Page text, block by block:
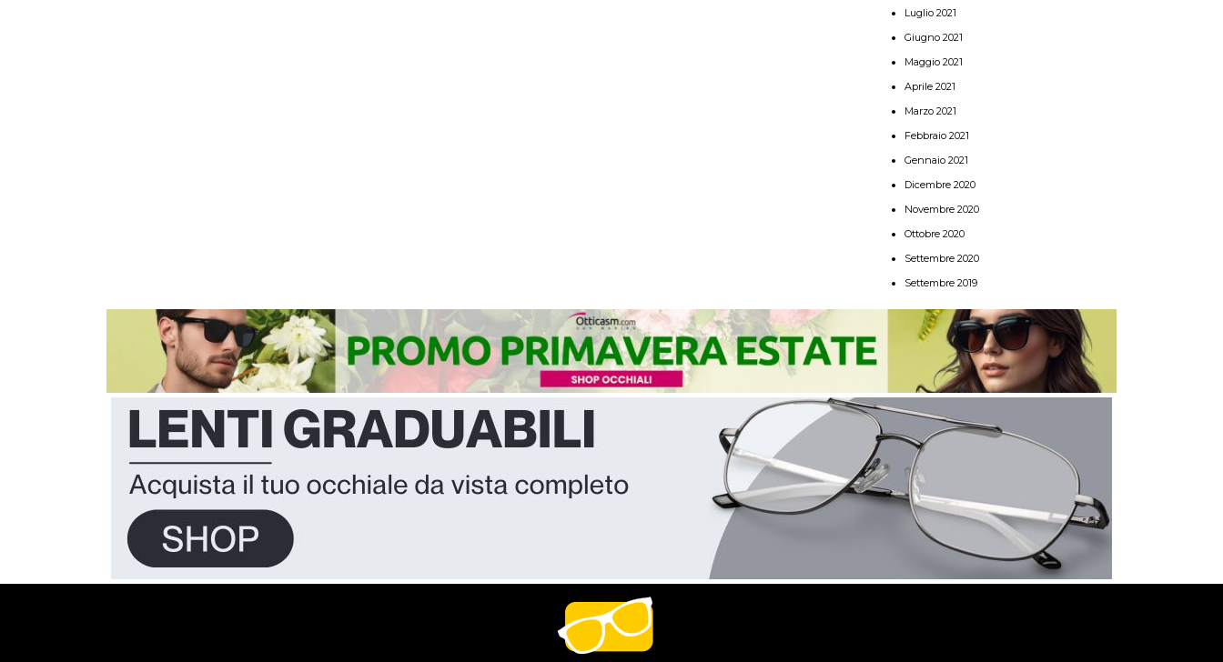
Luglio 2021
Giugno 2021
Maggio 2021
Aprile 2021
Marzo 2021
Febbraio 2021
Gennaio 2021
Dicembre 2020
Novembre 2020
Ottobre 2020
Settembre 2020
Settembre 2019